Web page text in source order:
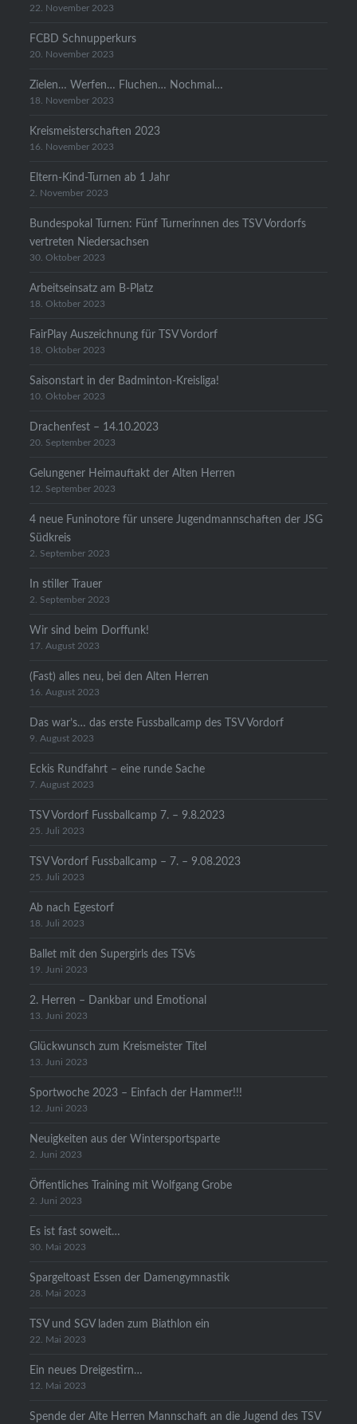
22. November 2023
FCBD Schnupperkurs
20. November 2023
Zielen… Werfen… Fluchen… Nochmal…
18. November 2023
Kreismeisterschaften 2023
16. November 2023
Eltern-Kind-Turnen ab 1 Jahr
2. November 2023
Bundespokal Turnen: Fünf Turnerinnen des TSV Vordorfs
vertreten Niedersachsen
30. Oktober 2023
Arbeitseinsatz am B-Platz
18. Oktober 2023
FairPlay Auszeichnung für TSV Vordorf
18. Oktober 2023
Saisonstart in der Badminton-Kreisliga!
10. Oktober 2023
Drachenfest – 14.10.2023
20. September 2023
Gelungener Heimauftakt der Alten Herren
12. September 2023
4 neue Funinotore für unsere Jugendmannschaften der JSG
Südkreis
2. September 2023
In stiller Trauer
2. September 2023
Wir sind beim Dorffunk!
17. August 2023
(Fast) alles neu, bei den Alten Herren
16. August 2023
Das war’s… das erste Fussballcamp des TSV Vordorf
9. August 2023
Eckis Rundfahrt – eine runde Sache
7. August 2023
TSV Vordorf Fussballcamp 7. – 9.8.2023
25. Juli 2023
TSV Vordorf Fussballcamp – 7. – 9.08.2023
25. Juli 2023
Ab nach Egestorf
18. Juli 2023
Ballet mit den Supergirls des TSVs
19. Juni 2023
2. Herren – Dankbar und Emotional
13. Juni 2023
Glückwunsch zum Kreismeister Titel
13. Juni 2023
Sportwoche 2023 – Einfach der Hammer!!!
12. Juni 2023
Neuigkeiten aus der Wintersportsparte
2. Juni 2023
Öffentliches Training mit Wolfgang Grobe
2. Juni 2023
Es ist fast soweit…
30. Mai 2023
Spargeltoast Essen der Damengymnastik
28. Mai 2023
TSV und SGV laden zum Biathlon ein
22. Mai 2023
Ein neues Dreigestirn…
12. Mai 2023
Spende der Alte Herren Mannschaft an die Jugend des TSV